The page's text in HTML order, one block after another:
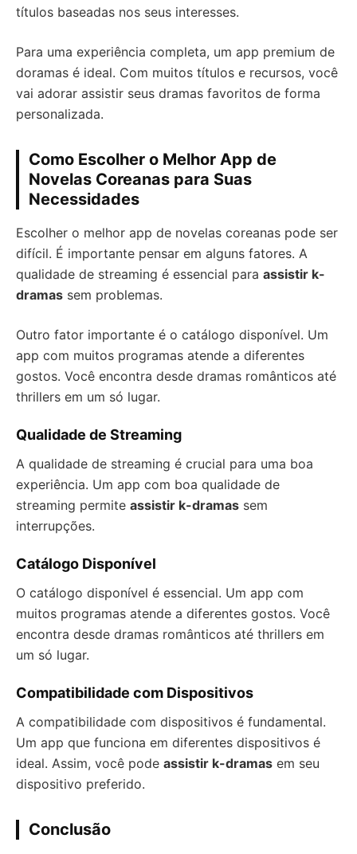
títulos baseadas nos seus interesses.
Para uma experiência completa, um app premium de
doramas é ideal. Com muitos títulos e recursos, você
vai adorar assistir seus dramas favoritos de forma
personalizada.
Como Escolher o Melhor App de
Novelas Coreanas para Suas
Necessidades
Escolher o melhor app de novelas coreanas pode ser
difícil. É importante pensar em alguns fatores. A
qualidade de streaming é essencial para assistir k-
dramas sem problemas.
Outro fator importante é o catálogo disponível. Um
app com muitos programas atende a diferentes
gostos. Você encontra desde dramas românticos até
thrillers em um só lugar.
Qualidade de Streaming
A qualidade de streaming é crucial para uma boa
experiência. Um app com boa qualidade de
streaming permite assistir k-dramas sem
interrupções.
Catálogo Disponível
O catálogo disponível é essencial. Um app com
muitos programas atende a diferentes gostos. Você
encontra desde dramas românticos até thrillers em
um só lugar.
Compatibilidade com Dispositivos
A compatibilidade com dispositivos é fundamental.
Um app que funciona em diferentes dispositivos é
ideal. Assim, você pode assistir k-dramas em seu
dispositivo preferido.
Conclusão